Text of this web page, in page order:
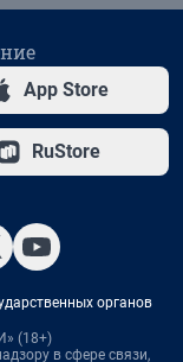
App Store
RuStore
органов
(18+)
в сфере связи,